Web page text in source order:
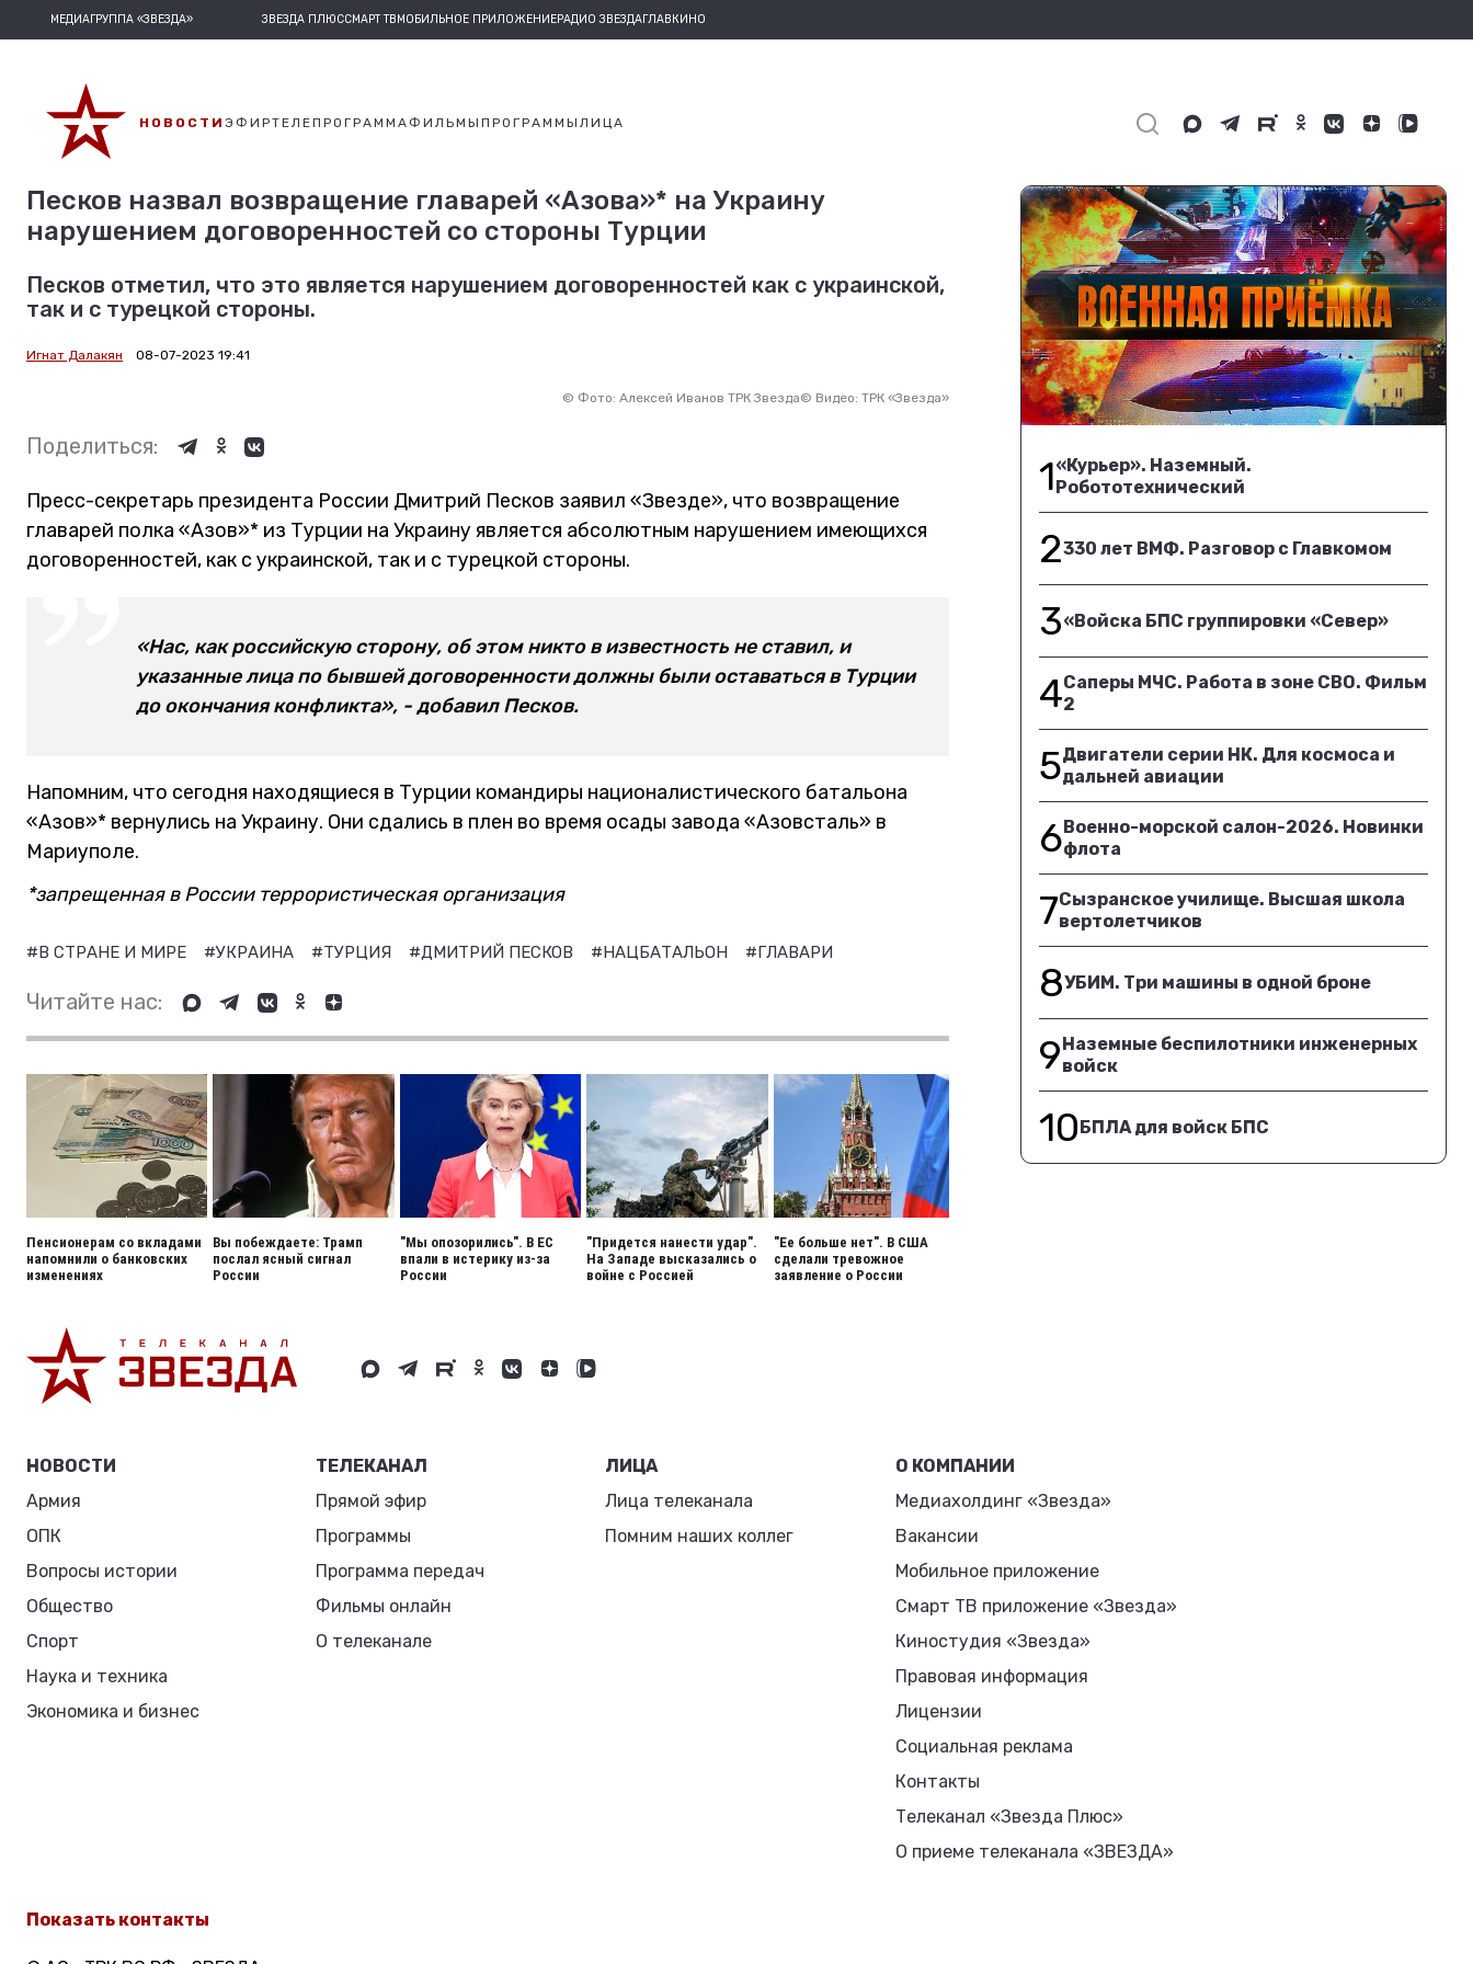
МЕДИАГРУППА «ЗВЕЗДА» ЗВЕЗДА ПЛЮССМАРТ ТВМОБИЛЬНОЕ ПРИЛОЖЕНИЕРАДИО ЗВЕЗДАГЛАВКИНО
НОВОСТИ ЭФИРТЕЛЕПРОГРАММАФИЛЬМЫ ПРОГРАММЫ ЛИЦА
Песков назвал возвращение главарей «Азова»* на Украину
нарушением договоренностей со стороны Турции
Песков отметил, что это является нарушением договоренностей как с украинской,
так и с турецкой стороны.
Игнат Далакян 08-07-2023 19:41
© Фото: Алексей Иванов ТРК Звезда© Видео: ТРК «Звезда»
Поделиться:
Пресс-секретарь президента России Дмитрий Песков заявил «Звезде», что возвращение
главарей полка «Азов»* из Турции на Украину является абсолютным нарушением имеющихся
договоренностей, как с украинской, так и с турецкой стороны.
«Нас, как российскую сторону, об этом никто в известность не ставил, и
указанные лица по бывшей договоренности должны были оставаться в Турции
до окончания конфликта», - добавил Песков.
Напомним, что сегодня находящиеся в Турции командиры националистического батальона
«Азов»* вернулись на Украину. Они сдались в плен во время осады завода «Азовсталь» в
Мариуполе.
*запрещенная в России террористическая организация
#В СТРАНЕ И МИРЕ #УКРАИНА #ТУРЦИЯ #ДМИТРИЙ ПЕСКОВ #НАЦБАТАЛЬОН #ГЛАВАРИ
Читайте нас:
Пенсионерам со вкладами
напомнили о банковских
изменениях
Вы побеждаете: Трамп
послал ясный сигнал
России
"Мы опозорились". В ЕС
впали в истерику из-за
России
"Придется нанести удар".
На Западе высказались о
войне с Россией
"Ее больше нет". В США
сделали тревожное
заявление о России
1«Курьер». Наземный.
Робототехнический
2330 лет ВМФ. Разговор с Главкомом
3«Войска БПС группировки «Север»
4Саперы МЧС. Работа в зоне СВО. Фильм
2
5Двигатели серии НК. Для космоса и
дальней авиации
6Военно-морской салон-2026. Новинки
флота
7Сызранское училище. Высшая школа
вертолетчиков
8УБИМ. Три машины в одной броне
9Наземные беспилотники инженерных
войск
10БПЛА для войск БПС
НОВОСТИ
Армия
ОПК
Вопросы истории
Общество
Спорт
Наука и техника
Экономика и бизнес
ТЕЛЕКАНАЛ
Прямой эфир
Программы
Программа передач
Фильмы онлайн
О телеканале
ЛИЦА
Лица телеканала
Помним наших коллег
О КОМПАНИИ
Медиахолдинг «Звезда»
Вакансии
Мобильное приложение
Смарт ТВ приложение «Звезда»
Киностудия «Звезда»
Правовая информация
Лицензии
Социальная реклама
Контакты
Телеканал «Звезда Плюс»
О приеме телеканала «ЗВЕЗДА»
Показать контакты